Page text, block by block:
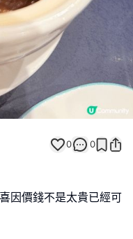
0 0
因價錢不是太貴已經可